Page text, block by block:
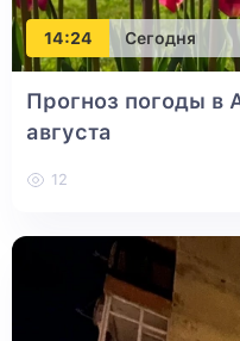
14:24 Сегодня
Прогноз погоды в
августа
12